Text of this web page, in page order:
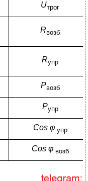
Uтрог
Rвозб
Rупр
Рвозб
Рупр
Cos φ упр
Cos φ возб